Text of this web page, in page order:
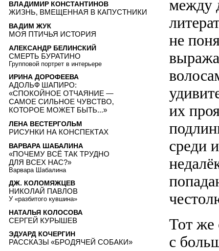
между
не
их
среди
Тот же
с
ВЛАДИМИР КОНСТАНТИНОВ
ЖИЗНЬ, ВМЕЩЕННАЯ В КАПУСТНИКИ
ВАДИМ ЖУК
МОЯ ПТИЧЬЯ ИСТОРИЯ
АЛЕКСАНДР БЕЛИНСКИЙ
СМЕРТЬ БУРАТИНО
Групповой портрет в интерьере
ИРИНА ДОРОФЕЕВА
АДОЛЬФ ШАПИРО:
«СПОКОЙНОЕ ОТЧАЯНИЕ —
САМОЕ СИЛЬНОЕ ЧУВСТВО,
КОТОРОЕ МОЖЕТ БЫТЬ...»
ЛЕНА ВЕСТЕРГОЛЬМ
РИСУНКИ НА КОНСПЕКТАХ
ВАРВАРА ШАБАЛИНА
«ПОЧЕМУ ВСЁ ТАК ТРУДНО
ДЛЯ ВСЕХ НАС?»
Варвара Шабалина
ДЖ. КОЛОМЯЖЦЕВ
НИКОЛАЙ ПАВЛОВ
У «разбитого кувшина»
НАТАЛЬЯ КОЛОСОВА
СЕРГЕЙ КУРЫШЕВ
ЭДУАРД КОЧЕРГИН
РАССКАЗЫ «БРОДЯЧЕЙ СОБАКИ»